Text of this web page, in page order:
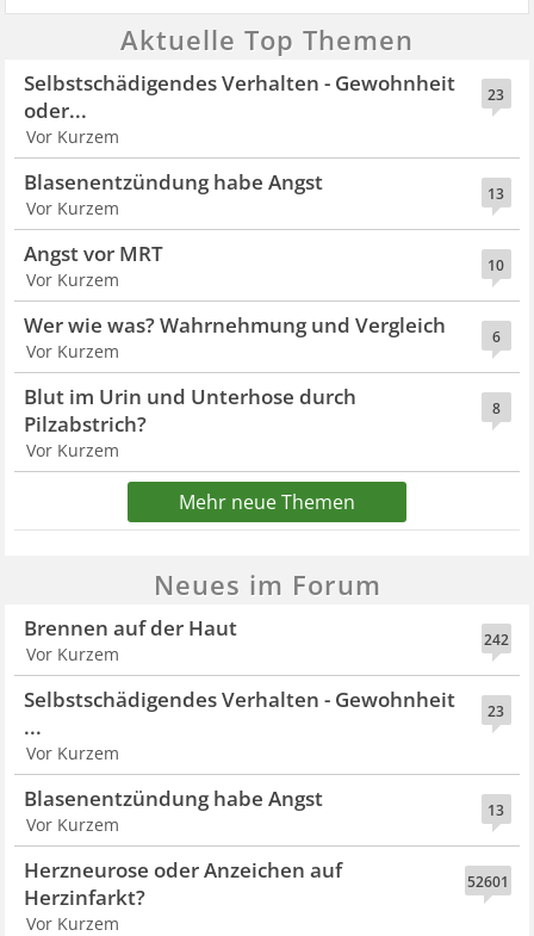
Aktuelle Top Themen
23
Selbstschädigendes Verhalten - Gewohnheit
oder...
Vor Kurzem
13
Blasenentzündung habe Angst
Vor Kurzem
10
Angst vor MRT
Vor Kurzem
6
Wer wie was? Wahrnehmung und Vergleich
Vor Kurzem
8
Blut im Urin und Unterhose durch
Pilzabstrich?
Vor Kurzem
Mehr neue Themen
Neues im Forum
242
Brennen auf der Haut
Vor Kurzem
23
Selbstschädigendes Verhalten - Gewohnheit
...
Vor Kurzem
13
Blasenentzündung habe Angst
Vor Kurzem
52601
Herzneurose oder Anzeichen auf
Herzinfarkt?
Vor Kurzem